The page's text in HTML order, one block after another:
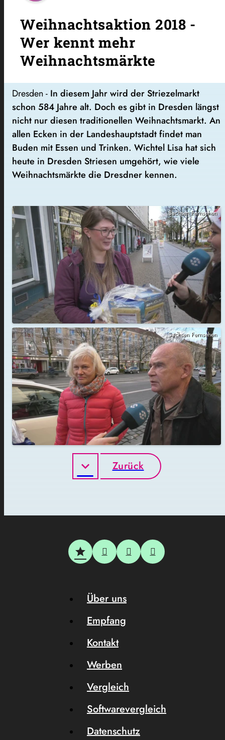
Weihnachtsaktion 2018 -
Wer kennt mehr
Weihnachtsmärkte
Dresden - In diesem Jahr wird der Striezelmarkt
schon 584 Jahre alt. Doch es gibt in Dresden längst
nicht nur diesen traditionellen Weihnachtsmarkt. An
allen Ecken in der Landeshauptstadt findet man
Buden mit Essen und Trinken. Wichtel Lisa hat sich
heute in Dresden Striesen umgehört, wie viele
Weihnachtsmärkte die Dresdner kennen.
Sachsen Fernsehen
Sachsen Fernsehen
Zurück
Über uns
Empfang
Kontakt
Werben
Vergleich
Softwarevergleich
Datenschutz